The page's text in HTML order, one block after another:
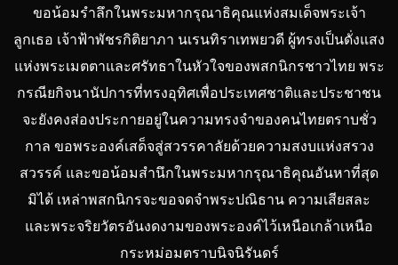
ขอน้อมรำลึกในพระมหากรุณาธิคุณแห่งสมเด็จพระเจ้า
ลูกเธอ เจ้าฟ้าพัชรกิติยาภา นเรนทิราเทพยวดี ผู้ทรงเป็นดั่งแสง
แห่งพระเมตตาและศรัทธาในหัวใจของพสกนิกรชาวไทย พระ
กรณียกิจนานัปการที่ทรงอุทิศเพื่อประเทศชาติและประชาชน
จะยังคงส่องประกายอยู่ในความทรงจำของคนไทยตราบชั่ว
กาล ขอพระองค์เสด็จสู่สวรรคาลัยด้วยความสงบแห่งสรวง
สวรรค์ และขอน้อมสำนึกในพระมหากรุณาธิคุณอันหาที่สุด
มิได้ เหล่าพสกนิกรจะขอจดจำพระปณิธาน ความเสียสละ
และพระจริยวัตรอันงดงามของพระองค์ไว้เหนือเกล้าเหนือ
กระหม่อมตราบนิจนิรันดร์